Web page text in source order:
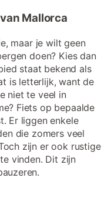
Mallorca
maar je wilt geen
doen? Kies dan
staat bekend als
is letterlijk, want de
niet te veel in
Fiets op bepaalde
Er liggen enkele
die zomers veel
zijn er ook rustige
vinden. Dit zijn